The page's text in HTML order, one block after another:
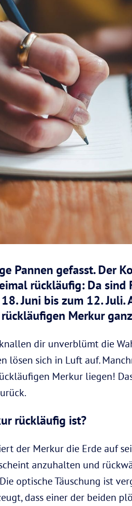
Pannen gefasst. Der
rückläufig: Da
Juni bis zum 12.
Merkur
dir unverblümt die
lösen sich in Luft auf.
Merkur liegen!
rückläufig ist?
der Merkur die Erde auf
anzuhalten und
optische Täuschung ist
dass einer der beiden